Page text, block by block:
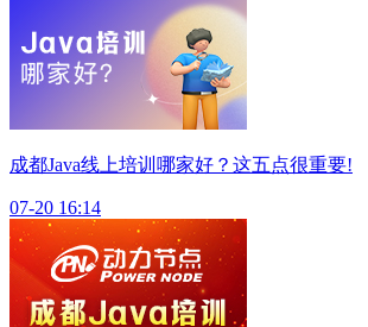
成都Java线上培训哪家好？这五点很重要!
07-20 16:14